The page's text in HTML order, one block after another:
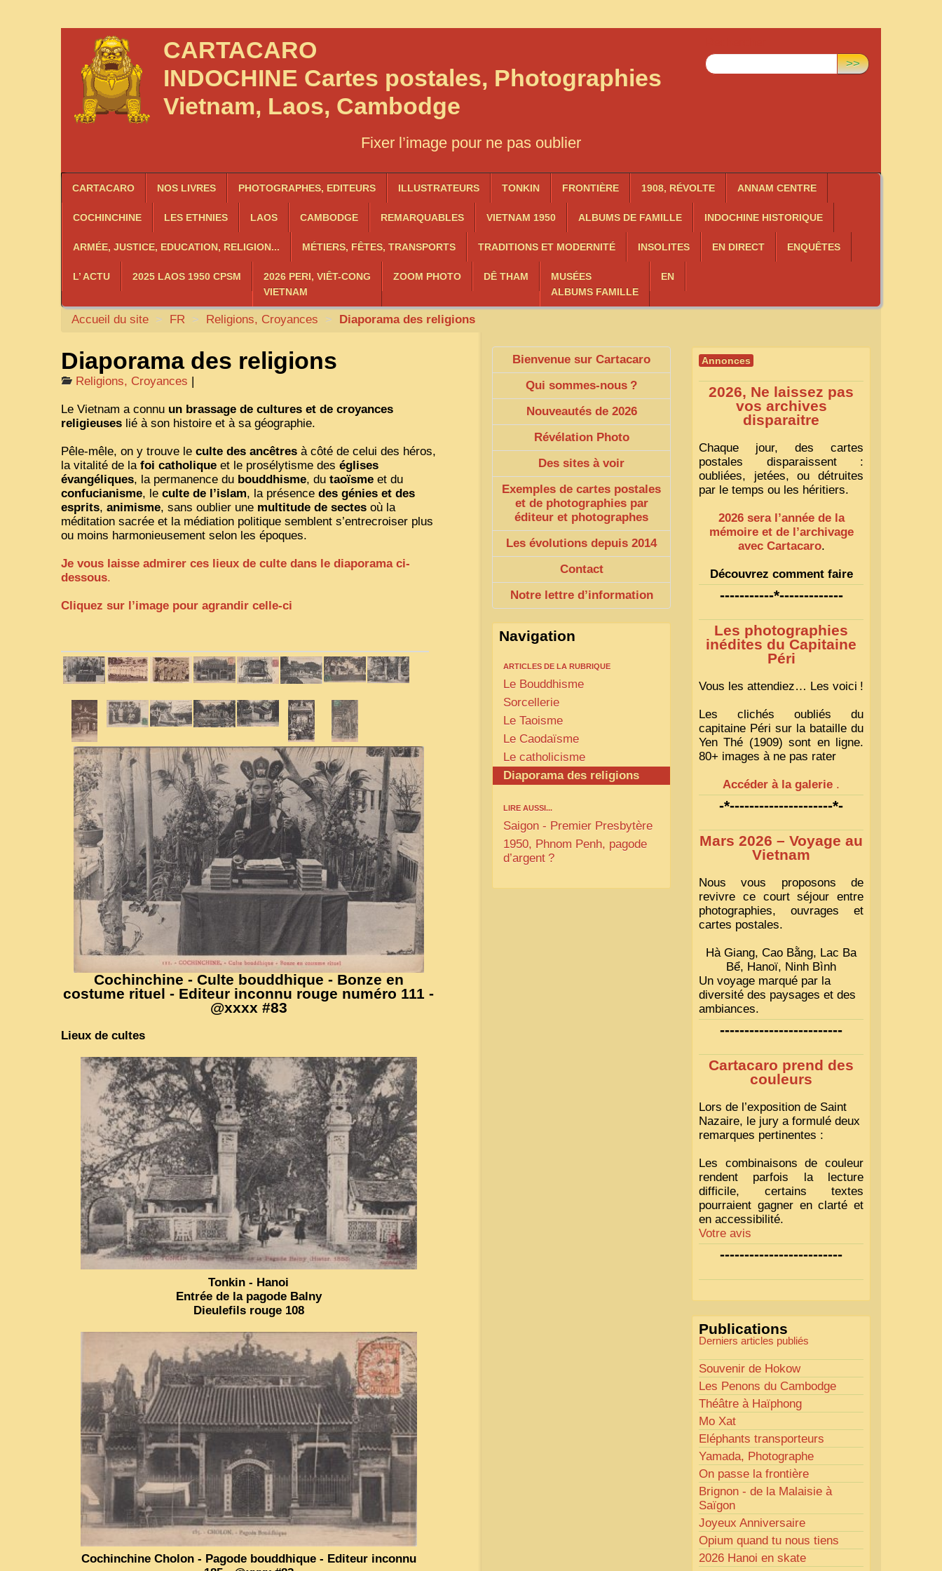
CARTACARO
INDOCHINE Cartes postales, Photographies
Vietnam, Laos, Cambodge
Fixer l’image pour ne pas oublier
>>
CARTACARO NOS LIVRES PHOTOGRAPHES, EDITEURS ILLUSTRATEURS TONKIN FRONTIÈRE 1908, RÉVOLTE ANNAM CENTRE
COCHINCHINE LES ETHNIES LAOS CAMBODGE REMARQUABLES VIETNAM 1950 ALBUMS DE FAMILLE INDOCHINE HISTORIQUE
ARMÉE, JUSTICE, EDUCATION, RELIGION... MÉTIERS, FÊTES, TRANSPORTS TRADITIONS ET MODERNITÉ INSOLITES EN DIRECT ENQUÊTES
L’ ACTU 2025 LAOS 1950 CPSM
2026 PERI, VIÊT-CONG
VIETNAM
ZOOM PHOTO DÊ THAM
MUSÉES
ALBUMS FAMILLE
EN
Accueil du site > FR > Religions, Croyances > Diaporama des religions
Diaporama des religions
Religions, Croyances |
Le Vietnam a connu un brassage de cultures et de croyances
religieuses lié à son histoire et à sa géographie.
Pêle-mêle, on y trouve le culte des ancêtres à côté de celui des héros,
la vitalité de la foi catholique et le prosélytisme des églises
évangéliques, la permanence du bouddhisme, du taoïsme et du
confucianisme, le culte de l’islam, la présence des génies et des
esprits, animisme, sans oublier une multitude de sectes où la
méditation sacrée et la médiation politique semblent s’entrecroiser plus
ou moins harmonieusement selon les époques.
Je vous laisse admirer ces lieux de culte dans le diaporama ci-
dessous.
Cliquez sur l’image pour agrandir celle-ci
Cochinchine - Culte bouddhique - Bonze en
costume rituel - Editeur inconnu rouge numéro 111 -
@xxxx #83
Lieux de cultes
Tonkin - Hanoi
Entrée de la pagode Balny
Dieulefils rouge 108
Cochinchine Cholon - Pagode bouddhique - Editeur inconnu
Bienvenue sur Cartacaro
Qui sommes-nous ?
Nouveautés de 2026
Révélation Photo
Des sites à voir
Exemples de cartes postales
et de photographies par
éditeur et photographes
Les évolutions depuis 2014
Contact
Notre lettre d’information
Navigation
ARTICLES DE LA RUBRIQUE
Le Bouddhisme
Sorcellerie
Le Taoisme
Le Caodaïsme
Le catholicisme
Diaporama des religions
LIRE AUSSI...
Saigon - Premier Presbytère
1950, Phnom Penh, pagode
d’argent ?
Annonces
2026, Ne laissez pas
vos archives
disparaitre
Chaque jour, des cartes
postales disparaissent :
oubliées, jetées, ou détruites
par le temps ou les héritiers.
2026 sera l’année de la
mémoire et de l’archivage
avec Cartacaro.
Découvrez comment faire
1
-----------*-------------
Les photographies
inédites du Capitaine
Péri
Vous les attendiez… Les voici !
Les clichés oubliés du
capitaine Péri sur la bataille du
Yen Thé (1909) sont en ligne.
80+ images à ne pas rater
Accéder à la galerie .
-*---------------------*-
Mars 2026 – Voyage au
Vietnam
Nous vous proposons de
revivre ce court séjour entre
photographies, ouvrages et
cartes postales.
Hà Giang, Cao Bằng, Lac Ba
Bể, Hanoï, Ninh Bình
Un voyage marqué par la
diversité des paysages et des
ambiances.
-------------------------
Cartacaro prend des
couleurs
Lors de l’exposition de Saint
Nazaire, le jury a formulé deux
remarques pertinentes :
Les combinaisons de couleur
rendent parfois la lecture
difficile, certains textes
pourraient gagner en clarté et
en accessibilité.
Votre avis
Actions mises en place :
couleurs pour améliorer la
lisibilité. Votre avis nous
intéresse !
Pour les textes, nous allons les
retravailler afin de les rendre
plus fluides et précis.
« Comme tout bon
collectionneur le sait, la
perfection est un idéal… mais
nous y travaillons ! »
-------------------------
Publications
Derniers articles publiés
Souvenir de Hokow
Les Penons du Cambodge
Théâtre à Haïphong
Mo Xat
Eléphants transporteurs
Yamada, Photographe
On passe la frontière
Brignon - de la Malaisie à
Saïgon
Joyeux Anniversaire
Opium quand tu nous tiens
2026 Hanoi en skate